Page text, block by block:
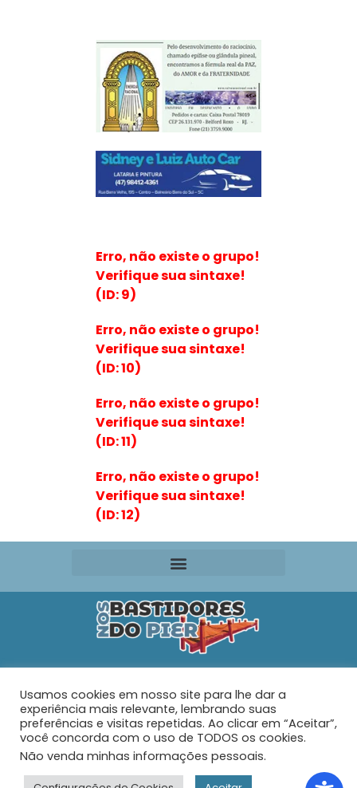
Erro, não existe o grupo!
Verifique sua sintaxe!
(ID: 9)
Erro, não existe o grupo!
Verifique sua sintaxe!
(ID: 10)
Erro, não existe o grupo!
Verifique sua sintaxe!
(ID: 11)
Erro, não existe o grupo!
Verifique sua sintaxe!
(ID: 12)
Rua Maria de Souza Santos Nº 159 – AP 401 –
Tabuleiro – Barra Velha – SC
© 2026 - Nos Bastidores do Pier - Todos os direitos
reservados.
Usamos cookies em nosso site para lhe dar a
experiência mais relevante, lembrando suas
preferências e visitas repetidas. Ao clicar em “Aceitar”,
você concorda com o uso de TODOS os cookies.
Não venda minhas informações pessoais.